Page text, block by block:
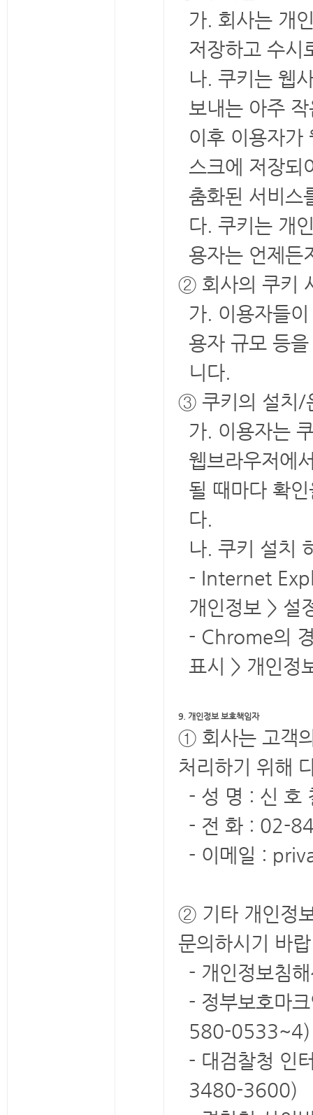
가. 회사는 개
저장하고 수
나. 쿠키는 웹
보내는 아주
이후 이용자가
스크에 저장되
춤화된 서비스
다. 쿠키는 개
용자는 언제든
② 회사의 쿠키
가. 이용자들
용자 규모 등
니다.
③ 쿠키의 설치/
가. 이용자는
웹브라우저에
될 때마다 확
다.
나. 쿠키 설치
- Internet
개인정보 > 설
- Chrome의
표시 > 개인정
9. 개인정보 보호책임자
① 회사는 고객
처리하기 위해
- 성 명 : 신 호
- 전 화 : 02-
- 이메일 :
② 기타 개인정
문의하시기 바
- 개인정보침
- 정부보호마
580-0533~4)
- 대검찰청 인
3480-3600)